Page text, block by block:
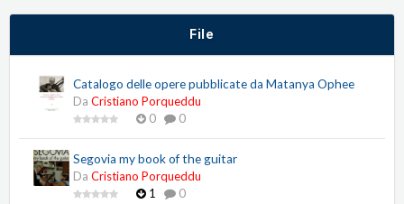
File
Catalogo delle opere pubblicate da Matanya Ophee
Da Cristiano Porqueddu
0
0
Segovia my book of the guitar
Da Cristiano Porqueddu
1
0